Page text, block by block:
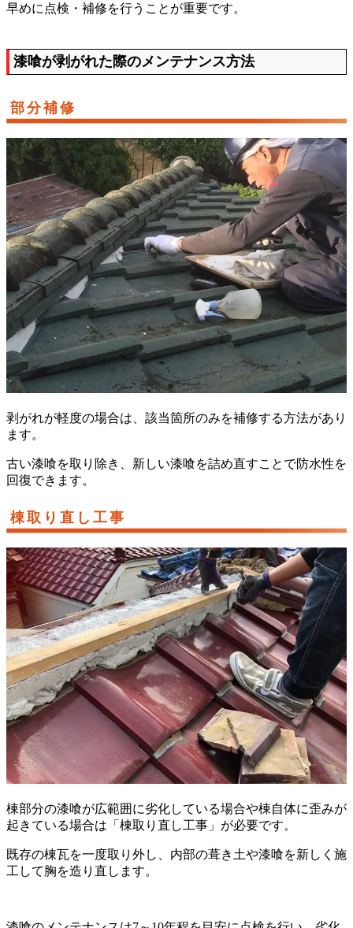
早めに点検・補修を行うことが重要です。
漆喰が剥がれた際のメンテナンス方法
部分補修
剥がれが軽度の場合は、該当箇所のみを補修する方法があり
ます。
古い漆喰を取り除き、新しい漆喰を詰め直すことで防水性を
回復できます。
棟取り直し工事
棟部分の漆喰が広範囲に劣化している場合や棟自体に歪みが
起きている場合は「棟取り直し工事」が必要です。
既存の棟瓦を一度取り外し、内部の葺き土や漆喰を新しく施
工して胸を造り直します。